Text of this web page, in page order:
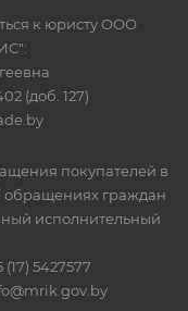
к юристу ООО
(доб. 127)
покупателей в
обращениях граждан
исполнительный
(17) 5427577